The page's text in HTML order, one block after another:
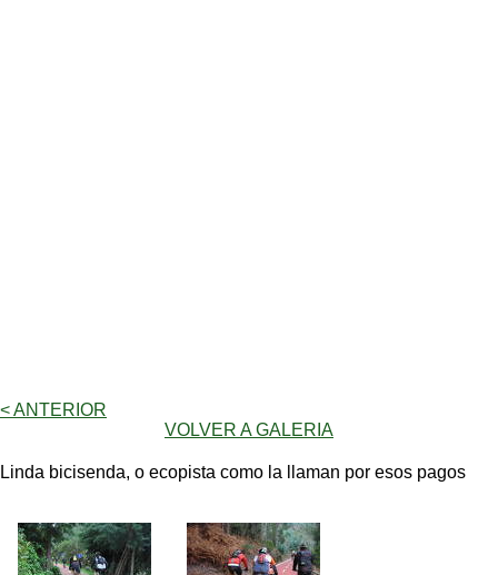
< ANTERIOR
VOLVER A GALERIA
Linda bicisenda, o ecopista como la llaman por esos pagos